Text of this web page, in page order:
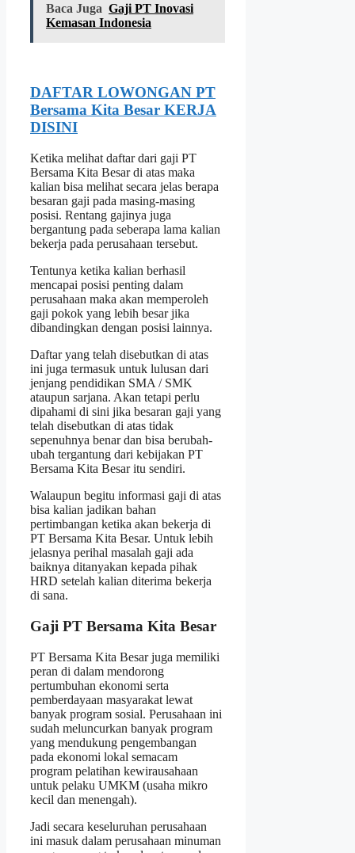
Baca Juga Gaji PT Inovasi
Kemasan Indonesia
DAFTAR LOWONGAN PT
Bersama Kita Besar KERJA
DISINI
Ketika melihat daftar dari gaji PT
Bersama Kita Besar di atas maka
kalian bisa melihat secara jelas berapa
besaran gaji pada masing-masing
posisi. Rentang gajinya juga
bergantung pada seberapa lama kalian
bekerja pada perusahaan tersebut.
Tentunya ketika kalian berhasil
mencapai posisi penting dalam
perusahaan maka akan memperoleh
gaji pokok yang lebih besar jika
dibandingkan dengan posisi lainnya.
Daftar yang telah disebutkan di atas
ini juga termasuk untuk lulusan dari
jenjang pendidikan SMA / SMK
ataupun sarjana. Akan tetapi perlu
dipahami di sini jika besaran gaji yang
telah disebutkan di atas tidak
sepenuhnya benar dan bisa berubah-
ubah tergantung dari kebijakan PT
Bersama Kita Besar itu sendiri.
Walaupun begitu informasi gaji di atas
bisa kalian jadikan bahan
pertimbangan ketika akan bekerja di
PT Bersama Kita Besar. Untuk lebih
jelasnya perihal masalah gaji ada
baiknya ditanyakan kepada pihak
HRD setelah kalian diterima bekerja
di sana.
Gaji PT Bersama Kita Besar
PT Bersama Kita Besar juga memiliki
peran di dalam mendorong
pertumbuhan ekonomi serta
pemberdayaan masyarakat lewat
banyak program sosial. Perusahaan ini
sudah meluncurkan banyak program
yang mendukung pengembangan
pada ekonomi lokal semacam
program pelatihan kewirausahaan
untuk pelaku UMKM (usaha mikro
kecil dan menengah).
Jadi secara keseluruhan perusahaan
ini masuk dalam perusahaan minuman